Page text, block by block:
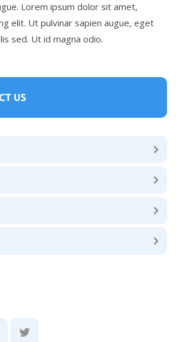
Lorem ipsum dolor sit amet,
elit. Ut pulvinar sapien augue, eget
sed. Ut id magna odio.
US
Share